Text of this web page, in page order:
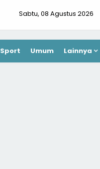
Sabtu, 08 Agustus 2026
Sport Umum Lainnya